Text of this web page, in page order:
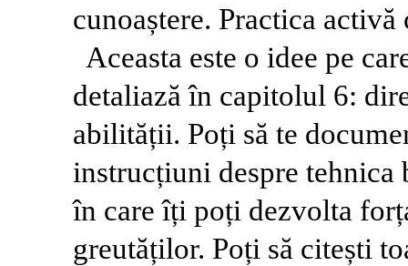
cunoaștere. Practica
Aceasta este o idee pe
detaliază în capitolul 6:
abilității. Poți să te
instrucțiuni despre
în care îți poți dezvolta
greutăților. Poți să citești